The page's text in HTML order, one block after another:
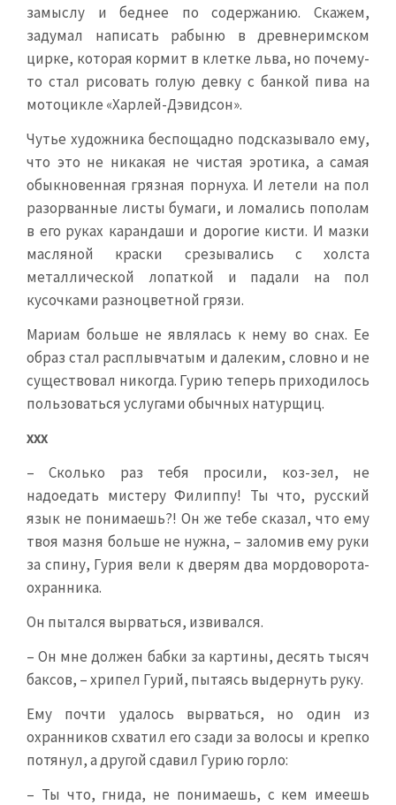
замыслу и беднее по содержанию. Скажем,
задумал написать рабыню в древнеримском
цирке, которая кормит в клетке льва, но почему-
то стал рисовать голую девку с банкой пива на
мотоцикле «Харлей-Дэвидсон».
Чутье художника беспощадно подсказывало ему,
что это не никакая не чистая эротика, а самая
обыкновенная грязная порнуха. И летели на пол
разорванные листы бумаги, и ломались пополам
в его руках карандаши и дорогие кисти. И мазки
масляной краски срезывались с холста
металлической лопаткой и падали на пол
кусочками разноцветной грязи.
Мариам больше не являлась к нему во снах. Ее
образ стал расплывчатым и далеким, словно и не
существовал никогда. Гурию теперь приходилось
пользоваться услугами обычных натурщиц.
ххх
– Сколько раз тебя просили, коз-зел, не
надоедать мистеру Филиппу! Ты что, русский
язык не понимаешь?! Он же тебе сказал, что ему
твоя мазня больше не нужна, – заломив ему руки
за спину, Гурия вели к дверям два мордоворота-
охранника.
Он пытался вырваться, извивался.
– Он мне должен бабки за картины, десять тысяч
баксов, – хрипел Гурий, пытаясь выдернуть руку.
Ему почти удалось вырваться, но один из
охранников схватил его сзади за волосы и крепко
потянул, а другой сдавил Гурию горло:
– Ты что, гнида, не понимаешь, с кем имеешь